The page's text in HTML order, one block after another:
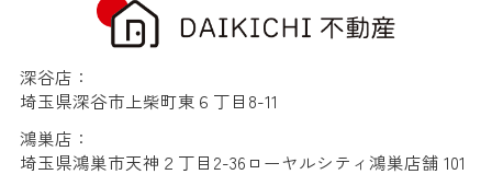
深谷店：
埼玉県深谷市上柴町東６丁目8-11
鴻巣店：
埼玉県鴻巣市天神２丁目2-36ローヤルシティ鴻巣店舗 101